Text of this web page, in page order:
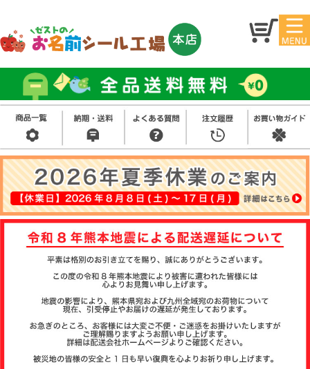
マイ
ジ
お名
前シ
ール
アイ
ロン
シー
ル
お買
い得
セッ
ト
スタ
ンプ
その
他
注文履歴